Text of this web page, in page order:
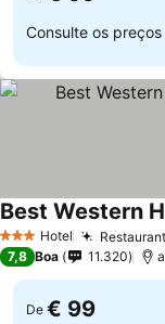
Consulte os
3 EstrelasHotel
7,8 Boa 11.320
De € 99